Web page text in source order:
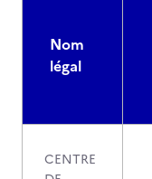
Nom
légal
CENTRE